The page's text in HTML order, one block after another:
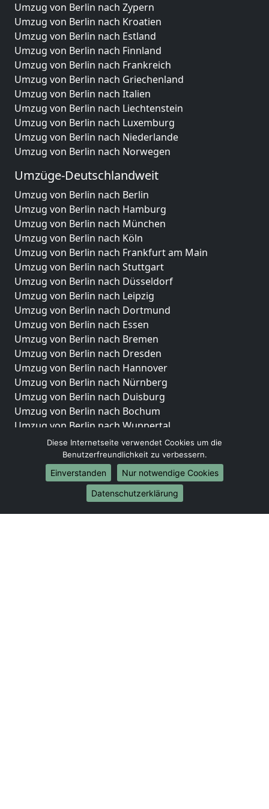
Umzug von Berlin nach Zypern
Umzug von Berlin nach Kroatien
Umzug von Berlin nach Estland
Umzug von Berlin nach Finnland
Umzug von Berlin nach Frankreich
Umzug von Berlin nach Griechenland
Umzug von Berlin nach Italien
Umzug von Berlin nach Liechtenstein
Umzug von Berlin nach Luxemburg
Umzug von Berlin nach Niederlande
Umzug von Berlin nach Norwegen
Umzüge-Deutschlandweit
Umzug von Berlin nach Berlin
Umzug von Berlin nach Hamburg
Umzug von Berlin nach München
Umzug von Berlin nach Köln
Umzug von Berlin nach Frankfurt am Main
Umzug von Berlin nach Stuttgart
Umzug von Berlin nach Düsseldorf
Umzug von Berlin nach Leipzig
Umzug von Berlin nach Dortmund
Umzug von Berlin nach Essen
Umzug von Berlin nach Bremen
Umzug von Berlin nach Dresden
Umzug von Berlin nach Hannover
Umzug von Berlin nach Nürnberg
Umzug von Berlin nach Duisburg
Umzug von Berlin nach Bochum
Umzug von Berlin nach Wuppertal
Umzug von Berlin nach Bielefeld
Umzug von Berlin nach Bonn
Umzug von Berlin nach Münster
Internationale-Umzüge
Umzug von Berlin nach Brasilien
Diese Internetseite verwendet Cookies um die
Benutzerfreundlichkeit zu verbessern.
Einverstanden
Nur notwendige Cookies
Datenschutzerklärung